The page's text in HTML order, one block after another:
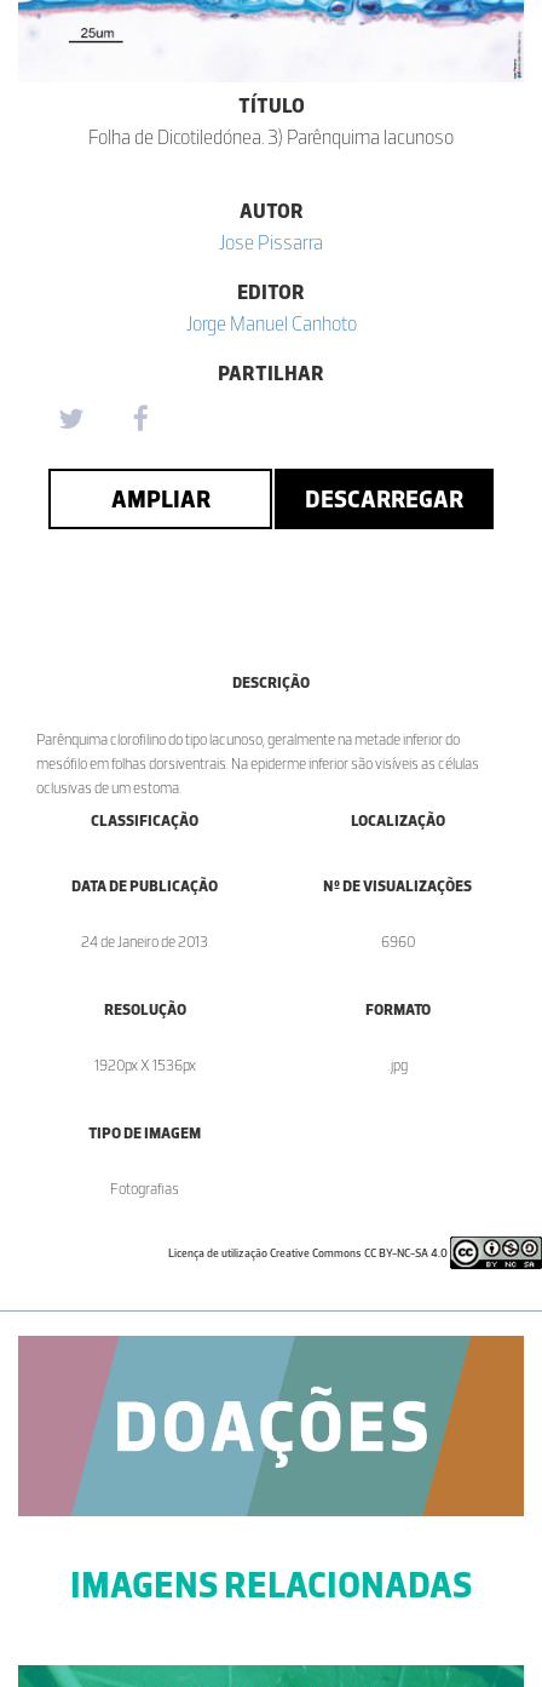
TÍTULO
Folha de Dicotiledónea. 3) Parênquima lacunoso
AUTOR
Jose Pissarra
EDITOR
Jorge Manuel Canhoto
PARTILHAR
AMPLIAR DESCARREGAR
DESCRIÇÃO
Parênquima clorofilino do tipo lacunoso, geralmente na metade inferior do
mesófilo em folhas dorsiventrais. Na epiderme inferior são visíveis as células
oclusivas de um estoma.
CLASSIFICAÇÃO
LOCALIZAÇÃO
DATA DE PUBLICAÇÃO
24 de Janeiro de 2013
Nº DE VISUALIZAÇÕES
6960
RESOLUÇÃO
1920px X 1536px
FORMATO
.jpg
TIPO DE IMAGEM
Fotografias
Licença de utilização Creative Commons CC BY-NC-SA 4.0
IMAGENS RELACIONADAS